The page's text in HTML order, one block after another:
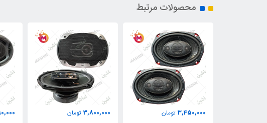
محصولات مرتبط
3,450,000 تومان
3,800,000 تومان